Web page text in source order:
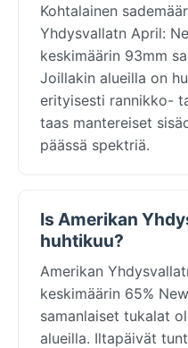
Kohtalainen
Yhdysvallatn April:
keskimäärin 93mm
Joillakin alueilla on
erityisesti rannikko-
taas mantereiset
päässä spektriä.
Is Amerikan
huhtikuu?
Amerikan
keskimäärin 65%
samanlaiset tukalat
alueilla. Iltapäivät